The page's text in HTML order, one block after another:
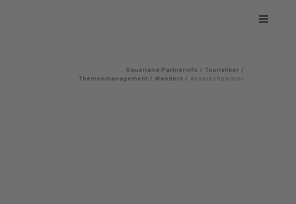
Sauerland-Partnerinfo / Touristiker /
Themenmanagement / Wandern / Ansprechpartner